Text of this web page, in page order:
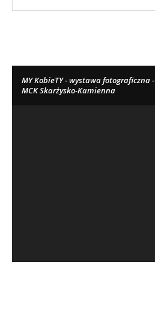
MY KobieTY - wystawa fotograficzna -
MCK Skarżysko-Kamienna